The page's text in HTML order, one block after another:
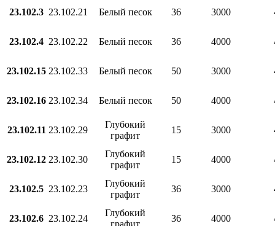
23.102.3 23.102.21 Белый песок 36 3000
23.102.4 23.102.22 Белый песок 36 4000
23.102.15 23.102.33 Белый песок 50 3000
23.102.16 23.102.34 Белый песок 50 4000
23.102.11 23.102.29
Глубокий
графит
15 3000
23.102.12 23.102.30
Глубокий
графит
15 4000
23.102.5 23.102.23
Глубокий
графит
36 3000
23.102.6 23.102.24
Глубокий
графит
36 4000